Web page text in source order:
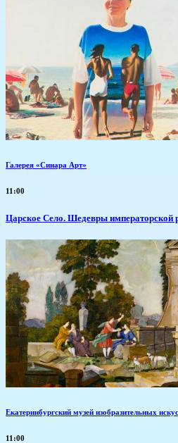
Галерея «Синара Арт»
11:00
Царское Село. Шедевры императорской
Екатеринбургский музей изобразительных
11:00